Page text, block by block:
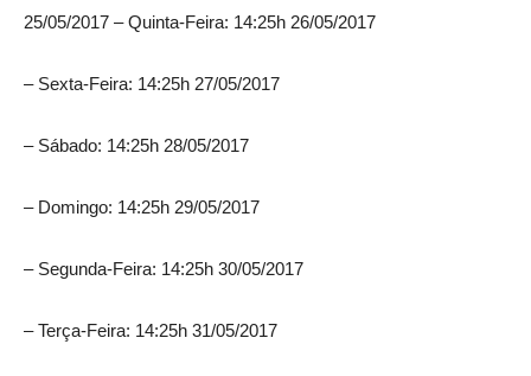
25/05/2017 – Quinta-Feira: 14:25h 26/05/2017
– Sexta-Feira: 14:25h 27/05/2017
– Sábado: 14:25h 28/05/2017
– Domingo: 14:25h 29/05/2017
– Segunda-Feira: 14:25h 30/05/2017
– Terça-Feira: 14:25h 31/05/2017